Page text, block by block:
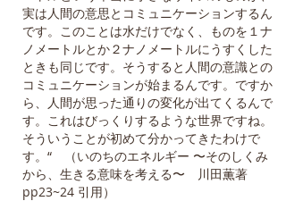
実は人間の意思とコミュニケーションするん
です。このことは水だけでなく、ものを１ナ
ノメートルとか２ナノメートルにうすくした
ときも同じです。そうすると人間の意識との
コミュニケーションが始まるんです。ですか
ら、人間が思った通りの変化が出てくるんで
す。これはびっくりするような世界ですね。
そういうことが初めて分かってきたわけで
す。“ （いのちのエネルギー 〜そのしくみ
から、生きる意味を考える〜 川田薫著
pp23~24 引用）